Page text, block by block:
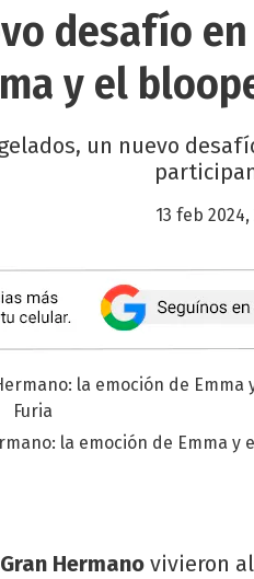
desafío
y el
un nuevo
13 feb 2024,
la emoción de Emma y
Gran Hermano vivieron